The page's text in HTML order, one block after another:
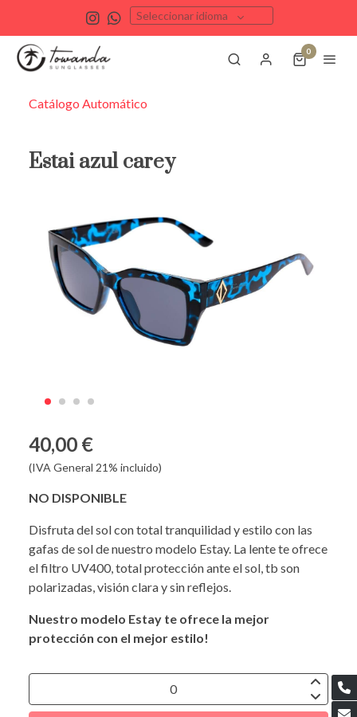
Seleccionar idioma
0
Catálogo Automático
Estai azul carey
40,00 €
(IVA General 21% incluido)
NO DISPONIBLE
Disfruta del sol con total tranquilidad y estilo con las
gafas de sol de nuestro modelo Estay. La lente te ofrece
el filtro UV400, total protección ante el sol, tb son
polarizadas, visión clara y sin reflejos.
Nuestro modelo Estay te ofrece la mejor
protección con el mejor estilo!